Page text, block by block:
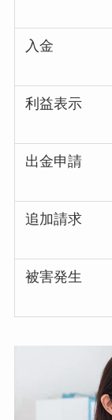
入金
利益表示
出金申請
追加請求
被害発生